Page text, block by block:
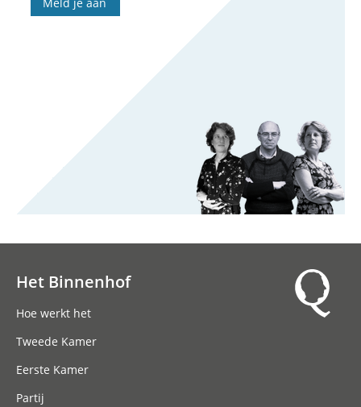
Het Binnenhof
Hoe werkt het
Tweede Kamer
Eerste Kamer
Partij